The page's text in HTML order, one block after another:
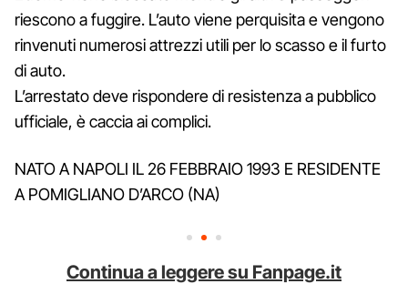
riescono a fuggire. L’auto viene perquisita e vengono
rinvenuti numerosi attrezzi utili per lo scasso e il furto
di auto.
L’arrestato deve rispondere di resistenza a pubblico
ufficiale, è caccia ai complici.
NATO A NAPOLI IL 26 FEBBRAIO 1993 E RESIDENTE
A POMIGLIANO D’ARCO (NA)
Continua a leggere su Fanpage.it